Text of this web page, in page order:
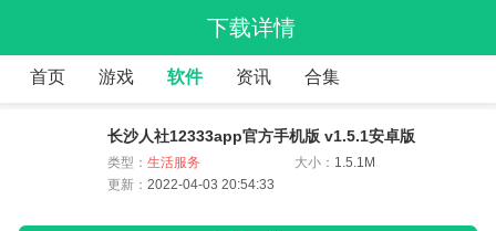
下载详情
首页 游戏 软件 资讯 合集
长沙人社12333app官方手机版 v1.5.1安卓版
类型： 生活服务 大小： 1.5.1M
更新： 2022-04-03 20:54:33